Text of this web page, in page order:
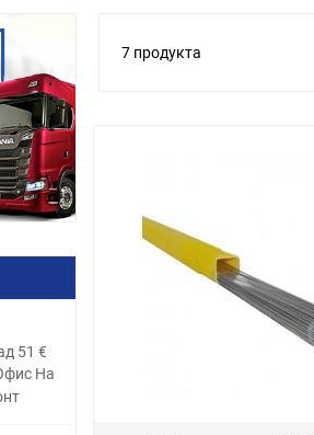
51 €
На
7 продукта